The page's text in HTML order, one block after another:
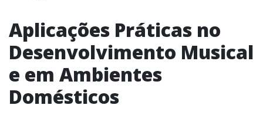
Aplicações Práticas no
Desenvolvimento Musical
e em Ambientes
Domésticos